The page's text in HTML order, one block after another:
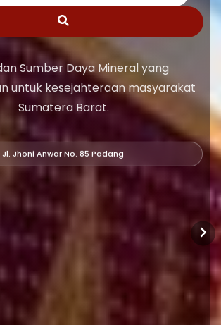
Sumber Daya Mineral yang
untuk kesejahteraan masyarakat
Sumatera Barat.
Jl. Jhoni Anwar No. 85 Padang